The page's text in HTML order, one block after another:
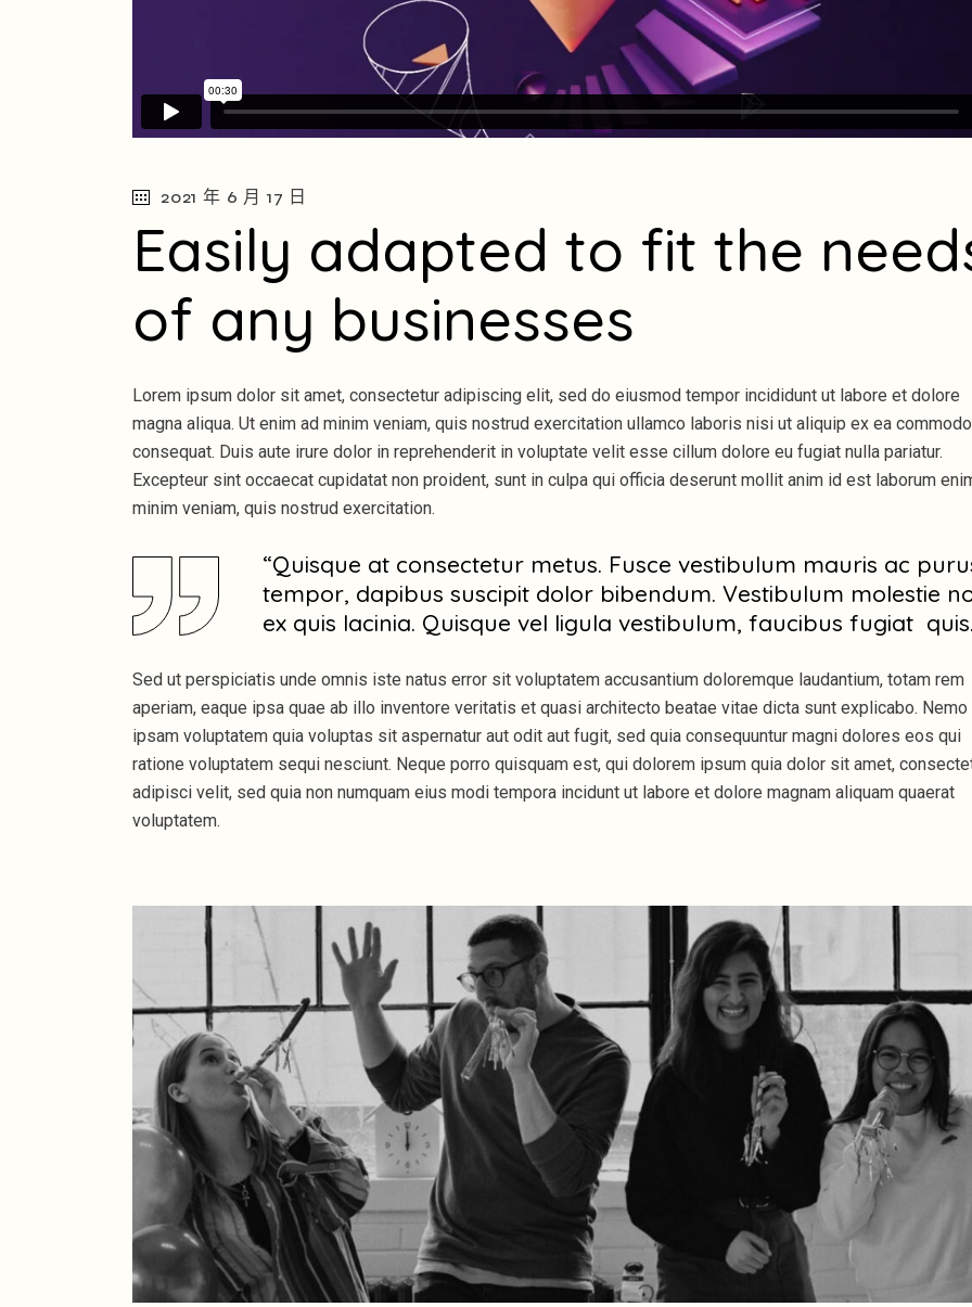
2021 年 6 月 17 日
Easily adapted to fit the
of any businesses
Lorem ipsum dolor sit amet, consectetur adipiscing elit, sed do eiusmod tempor incididunt ut labore et dolore
magna aliqua. Ut enim ad minim veniam, quis nostrud exercitation ullamco laboris nisi ut aliquip ex ea commodo
consequat. Duis aute irure dolor in reprehenderit in voluptate velit esse cillum dolore eu fugiat nulla pariatur.
Excepteur sint occaecat cupidatat non proident, sunt in culpa qui officia deserunt mollit anim id est laborum
minim veniam, quis nostrud exercitation.
“Quisque at consectetur metus. Fusce vestibulum mauris ac
tempor, dapibus suscipit dolor bibendum. Vestibulum molestie
ex quis lacinia. Quisque vel ligula vestibulum, faucibus fugiat
Sed ut perspiciatis unde omnis iste natus error sit voluptatem accusantium doloremque laudantium, totam rem
aperiam, eaque ipsa quae ab illo inventore veritatis et quasi architecto beatae vitae dicta sunt explicabo. Nemo
ipsam voluptatem quia voluptas sit aspernatur aut odit aut fugit, sed quia consequuntur magni dolores eos qui
ratione voluptatem sequi nesciunt. Neque porro quisquam est, qui dolorem ipsum quia dolor sit amet,
adipisci velit, sed quia non numquam eius modi tempora incidunt ut labore et dolore magnam aliquam quaerat
voluptatem.